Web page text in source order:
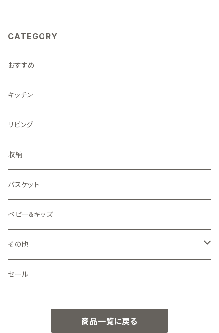
CATEGORY
おすすめ
キッチン
リビング
収納
バスケット
ベビー&キッズ
その他
押し型
セール
商品一覧に戻る